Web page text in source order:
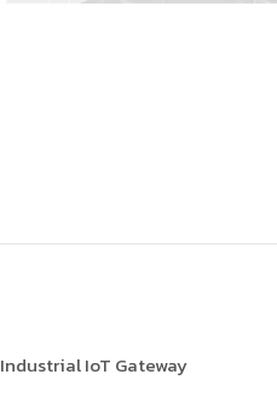
Industrial IoT Gateway